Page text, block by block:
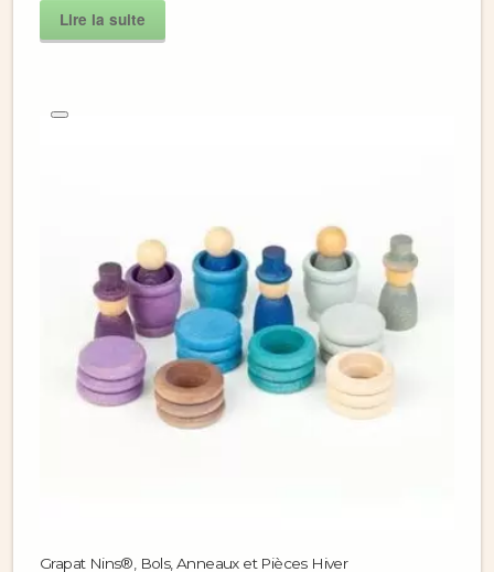
Lire la suite
Grapat Nins®, Bols, Anneaux et Pièces Hiver